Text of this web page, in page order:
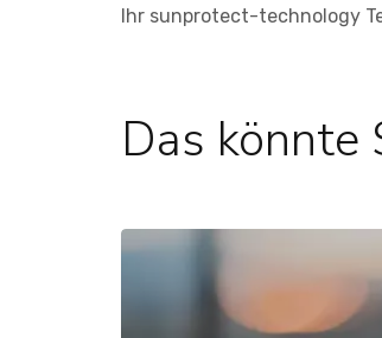
Ihr sunprotect-technology
Das könnte